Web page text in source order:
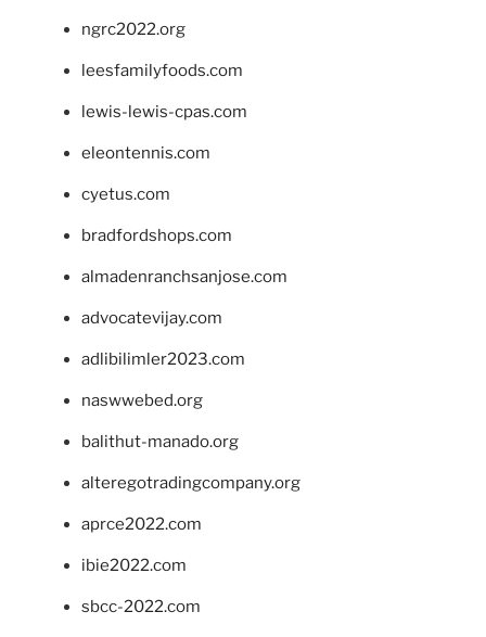
ngrc2022.org
leesfamilyfoods.com
lewis-lewis-cpas.com
eleontennis.com
cyetus.com
bradfordshops.com
almadenranchsanjose.com
advocatevijay.com
adlibilimler2023.com
naswwebed.org
balithut-manado.org
alteregotradingcompany.org
aprce2022.com
ibie2022.com
sbcc-2022.com